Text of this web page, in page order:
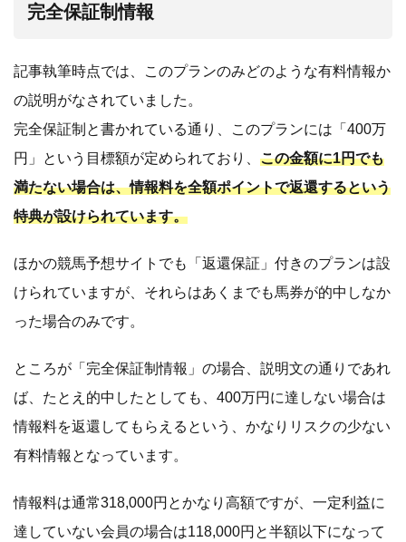
完全保証制情報
記事執筆時点では、このプランのみどのような有料情報か
の説明がなされていました。
完全保証制と書かれている通り、このプランには「400万
円」という目標額が定められており、 この金額に1円でも
満たない場合は、情報料を全額ポイントで返還するという
特典が設けられています。
ほかの競馬予想サイトでも「返還保証」付きのプランは設
けられていますが、それらはあくまでも馬券が的中しなか
った場合のみです。
ところが「完全保証制情報」の場合、説明文の通りであれ
ば、たとえ的中したとしても、400万円に達しない場合は
情報料を返還してもらえるという、かなりリスクの少ない
有料情報となっています。
情報料は通常318,000円とかなり高額ですが、一定利益に
達していない会員の場合は118,000円と半額以下になって